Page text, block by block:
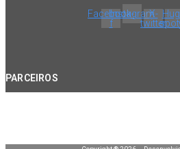
Facebook-
f
InstagramX-
twitter
PARCEIROS